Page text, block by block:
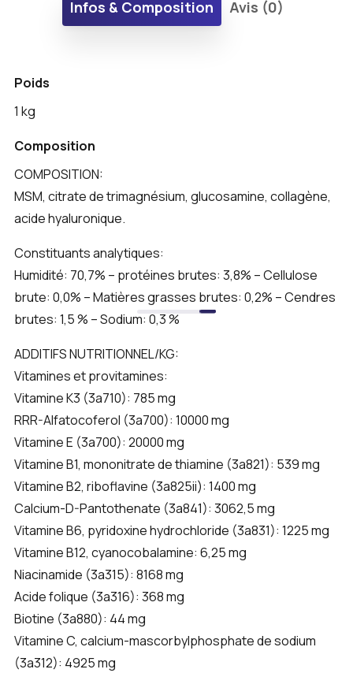
Infos & Composition Avis (0)
Poids
1 kg
Composition
COMPOSITION:
MSM, citrate de trimagnésium, glucosamine, collagène,
acide hyaluronique.
Constituants analytiques:
Humidité: 70,7% – protéines brutes: 3,8% – Cellulose
brute: 0,0% – Matières grasses brutes: 0,2% – Cendres
brutes: 1,5 % – Sodium: 0,3 %
ADDITIFS NUTRITIONNEL/KG:
Vitamines et provitamines:
Vitamine K3 (3a710): 785 mg
RRR-Alfatocoferol (3a700): 10000 mg
Vitamine E (3a700): 20000 mg
Vitamine B1, mononitrate de thiamine (3a821): 539 mg
Vitamine B2, riboflavine (3a825ii): 1400 mg
Calcium-D-Pantothenate (3a841): 3062,5 mg
Vitamine B6, pyridoxine hydrochloride (3a831): 1225 mg
Vitamine B12, cyanocobalamine: 6,25 mg
Niacinamide (3a315): 8168 mg
Acide folique (3a316): 368 mg
Biotine (3a880): 44 mg
Vitamine C, calcium-mascorbylphosphate de sodium
(3a312): 4925 mg